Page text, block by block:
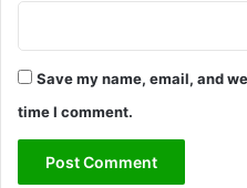
Save my name, email, and
time I comment.